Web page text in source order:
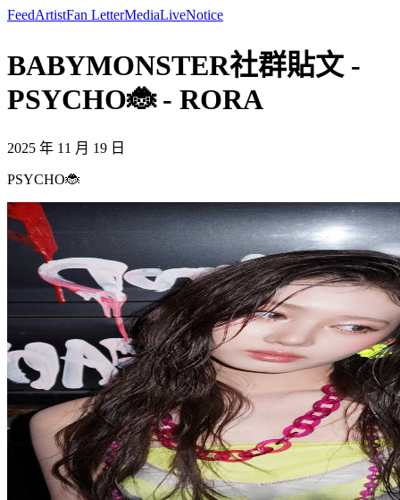
FeedArtistFan LetterMediaLiveNotice
BABYMONSTER社群貼文 -
PSYCHO🐞 - RORA
2025 年 11 月 19 日
PSYCHO🐞